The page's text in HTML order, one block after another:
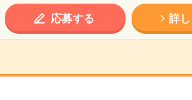
応募する 詳